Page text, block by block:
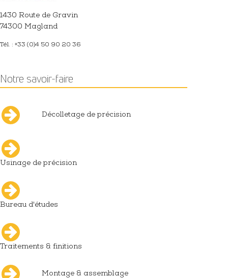
1430 Route de Gravin
74300 Magland
Tél. : +33 (0)4 50 90 20 36
Notre savoir-faire
Décolletage de précision
Usinage de précision
Bureau d'études
Traitements & finitions
Montage & assemblage